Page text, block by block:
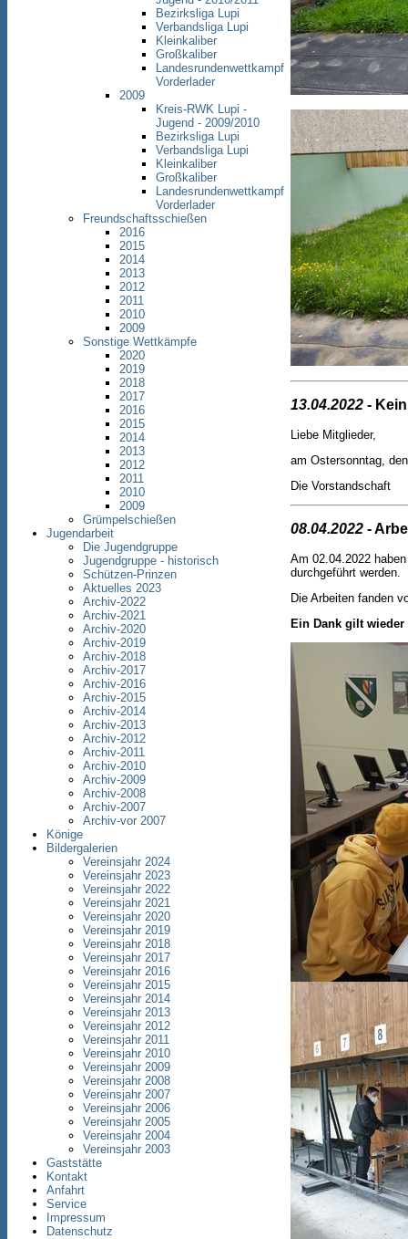
Bezirksliga Lupi
Verbandsliga Lupi
Kleinkaliber
Großkaliber
Landesrundenwettkampf
Vorderlader
2009
Kreis-RWK Lupi -
Jugend - 2009/2010
Bezirksliga Lupi
Verbandsliga Lupi
Kleinkaliber
Großkaliber
Landesrundenwettkampf
Vorderlader
Freundschaftsschießen
2016
2015
2014
2013
2012
2011
2010
2009
Sonstige Wettkämpfe
2020
2019
2018
2017
2016
2015
2014
2013
2012
2011
2010
2009
Grümpelschießen
Jugendarbeit
Die Jugendgruppe
Jugendgruppe - historisch
Schützen-Prinzen
Aktuelles 2023
Archiv-2022
Archiv-2021
Archiv-2020
Archiv-2019
Archiv-2018
Archiv-2017
Archiv-2016
Archiv-2015
Archiv-2014
Archiv-2013
Archiv-2012
Archiv-2011
Archiv-2010
Archiv-2009
Archiv-2008
Archiv-2007
Archiv-vor 2007
Könige
Bildergalerien
Vereinsjahr 2024
Vereinsjahr 2023
Vereinsjahr 2022
Vereinsjahr 2021
Vereinsjahr 2020
Vereinsjahr 2019
Vereinsjahr 2018
Vereinsjahr 2017
Vereinsjahr 2016
Vereinsjahr 2015
Vereinsjahr 2014
Vereinsjahr 2013
Vereinsjahr 2012
Vereinsjahr 2011
Vereinsjahr 2010
Vereinsjahr 2009
Vereinsjahr 2008
Vereinsjahr 2007
Vereinsjahr 2006
Vereinsjahr 2005
Vereinsjahr 2004
Vereinsjahr 2003
Gaststätte
Kontakt
Anfahrt
Service
Impressum
Datenschutz
13.04.2022 -
Liebe Mitglieder,
am Ostersonntag,
Die Vorstandschaft
08.04.2022 -
Am 02.04.2022
durchgeführt werden.
Die Arbeiten fanden
Ein Dank gilt wieder